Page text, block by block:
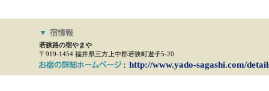
▼ 宿情報
若狭路の宿やまや
〒919-1454 福井県三方上中郡若狭町遊子5-20
http://www.yado-sagashi.com/